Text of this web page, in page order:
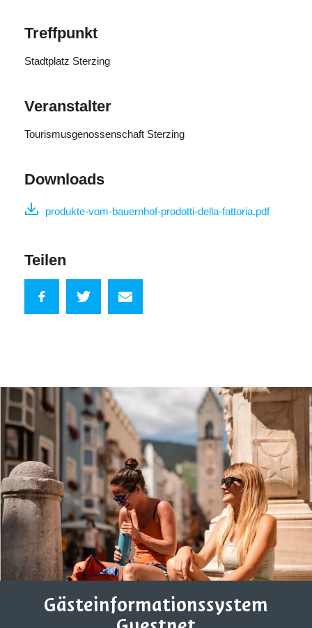
Treffpunkt
Stadtplatz Sterzing
Veranstalter
Tourismusgenossenschaft Sterzing
Downloads
produkte-vom-bauernhof-prodotti-della-fattoria.pdf
Teilen
Gästeinformationssystem